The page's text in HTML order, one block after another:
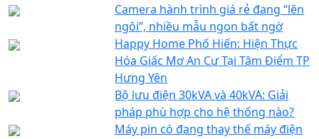
Camera hành trình giá rẻ đang “lên
ngôi”, nhiều mẫu ngon bất ngờ
Happy Home Phố Hiến: Hiện Thực
Hóa Giấc Mơ An Cư Tại Tâm Điểm TP
Hưng Yên
Bộ lưu điện 30kVA và 40kVA: Giải
pháp phù hợp cho hệ thống nào?
Máy pin có đang thay thế máy điện